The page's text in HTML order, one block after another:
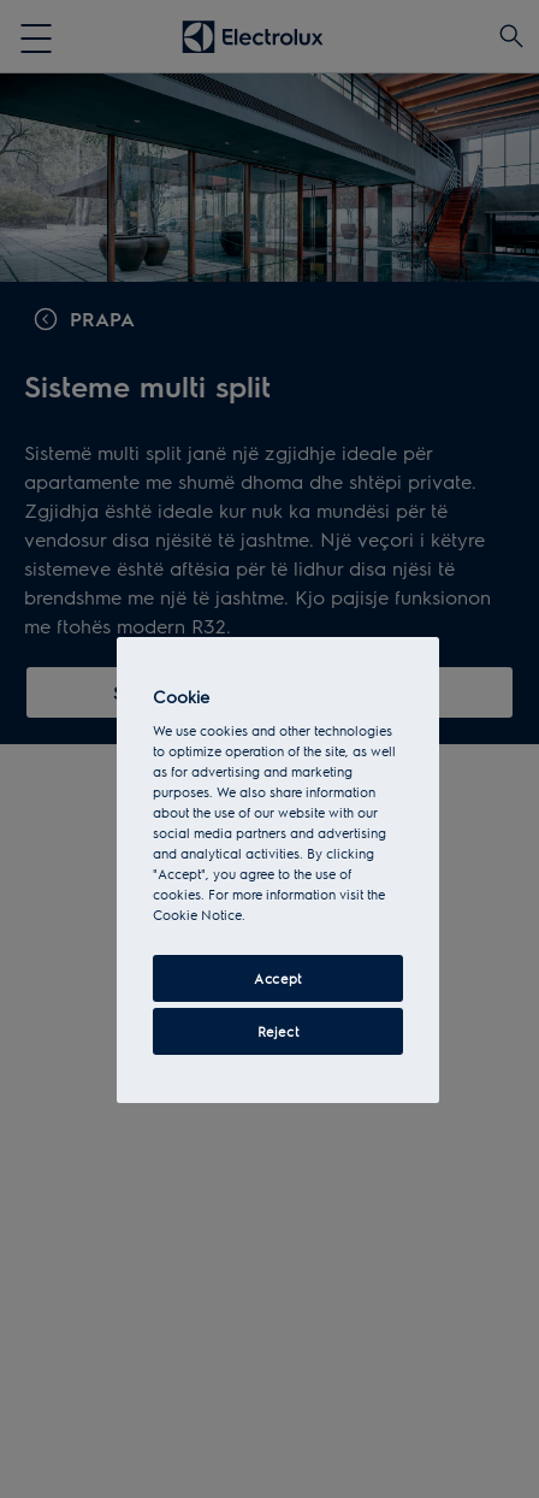
PRAPA
Sisteme multi split
Sistemë multi split janë një zgjidhje ideale për
apartamente me shumë dhoma dhe shtëpi private.
Zgjidhja është ideale kur nuk ka mundësi për të
vendosur disa njësitë të jashtme. Një veçori i këtyre
sistemeve është aftësia për të lidhur disa njësi të
brendshme me një të jashtme. Kjo pajisje funksionon
me ftohës modern R32.
Shfleto të gjithë sisteme multi split
Cookie
We use cookies and other technologies
to optimize operation of the site, as well
as for advertising and marketing
purposes. We also share information
about the use of our website with our
social media partners and advertising
and analytical activities. By clicking
"Accept", you agree to the use of
cookies. For more information visit the
Cookie Notice.
Accept
Reject